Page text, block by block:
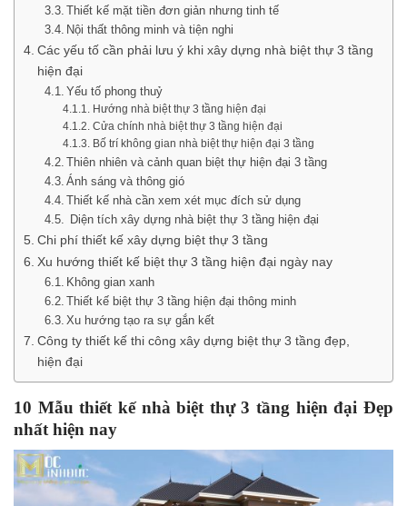
Thiết kế mặt tiền đơn giản nhưng tinh tế
Nội thất thông minh và tiện nghi
Các yếu tố cần phải lưu ý khi xây dựng nhà biệt thự 3 tầng
hiện đại
Yếu tố phong thuỷ
Hướng nhà biệt thự 3 tầng hiện đại
Cửa chính nhà biệt thự 3 tầng hiện đại
Bố trí không gian nhà biệt thự hiện đại 3 tầng
Thiên nhiên và cảnh quan biệt thự hiện đại 3 tầng
Ánh sáng và thông gió
Thiết kế nhà cần xem xét mục đích sử dụng
Diện tích xây dựng nhà biệt thự 3 tầng hiện đại
Chi phí thiết kế xây dựng biệt thự 3 tầng
Xu hướng thiết kế biệt thự 3 tầng hiện đại ngày nay
Không gian xanh
Thiết kế biệt thự 3 tầng hiện đại thông minh
Xu hướng tạo ra sự gắn kết
Công ty thiết kế thi công xây dựng biệt thự 3 tầng đẹp,
hiện đại
10 Mẫu thiết kế nhà biệt thự 3 tầng hiện đại Đẹp
nhất hiện nay